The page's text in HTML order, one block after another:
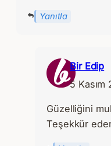
Yanıtla
Bir Edip
5 Kasım
Güzelliğini
Teşekkür